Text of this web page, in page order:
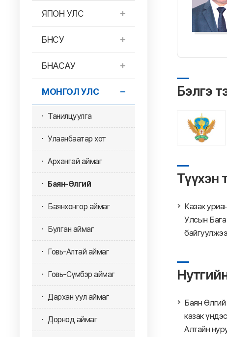
ЯПОН УЛС
БНСУ
БНАСАУ
МОНГОЛ УЛС
Танилцуулга
Улаанбаатар хот
Архангай аймаг
Баян-Өлгий
Баянхонгор аймаг
Булган аймаг
Говь-Алтай аймаг
Говь-Сүмбэр аймаг
Дархан уул аймаг
Дорнод аймаг
Бэлгэ
Түүхэн
Казак
Улсын
Баян
казак
Алтайн